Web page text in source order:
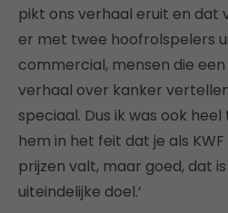
pikt ons verhaal eruit en dat
er met twee hoofrolspelers
commercial, mensen die
verhaal over kanker
speciaal. Dus ik was ook
hem in het feit dat je als
prijzen valt, maar goed, dat
uiteindelijke doel.’